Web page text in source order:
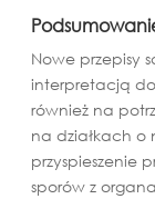
Nowe przepisy
interpretacją
również na
na działkach o
przyspieszenie
sporów z